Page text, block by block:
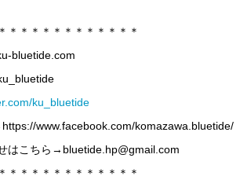
＊＊＊＊＊＊＊＊＊＊＊＊
bluetide.com
ku_bluetide
www.facebook.com/komazawa.bluetide/
はこちら→bluetide.hp@gmail.com
＊＊＊＊＊＊＊＊＊＊＊＊